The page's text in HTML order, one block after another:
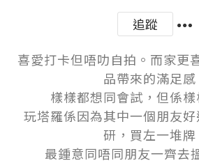
追蹤
喜愛打卡但唔叻自拍。而家更
品帶來的滿足感
樣樣都想同會試，但係樣
玩塔羅係因為其中一個朋友
研，買左一堆牌
最鍾意同唔同朋友一齊去